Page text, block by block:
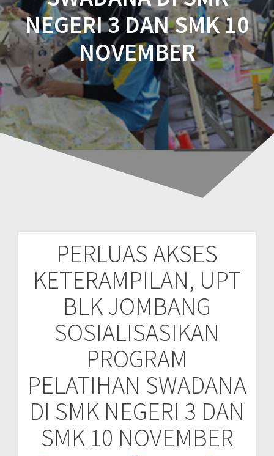
NEGERI 3 DAN SMK 10
NOVEMBER
PERLUAS AKSES
KETERAMPILAN, UPT
BLK JOMBANG
SOSIALISASIKAN
PROGRAM
PELATIHAN SWADANA
DI SMK NEGERI 3 DAN
SMK 10 NOVEMBER